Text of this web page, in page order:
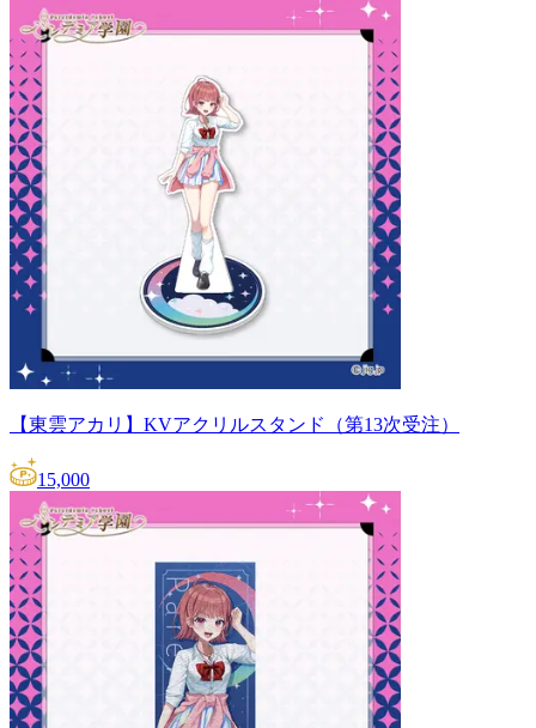
【東雲アカリ】KVアクリルスタンド（第13次受注）
15,000